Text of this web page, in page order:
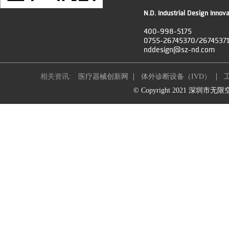
N.D. Industrial Design
400-998-5175
0755-26745370/26745371
nddesign@sz-nd.com
相关资讯: 医疗器械创新网 体外诊断设备（IVD）
© Copyright 2021 深圳市无